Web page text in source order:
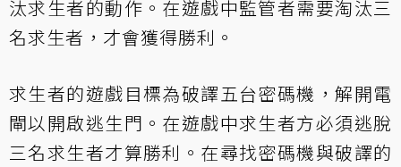
汰求生者的動作。在遊戲中監管者需要淘汰三
名求生者，才會獲得勝利。
求生者的遊戲目標為破譯五台密碼機，解開電
閘以開啟逃生門。在遊戲中求生者方必須逃脫
三名求生者才算勝利。在尋找密碼機與破譯的